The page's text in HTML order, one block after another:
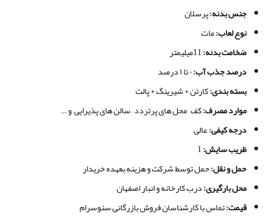
جنس بدنه:پرسلان
نوع لعاب:مات
ضخامت بدنه:
درصد جذب آب:
بسته بندی:کارتن + شیرینگ + پالت
موارد مصرف:کف – محل های پرتردد – سالن های پذیرایی و …
درجه کیفی:عالی
ظریب سایش:
حمل و نقل:حمل توسط شرکت و هزینه بعهده خریدار
محل بارگیری:درب کارخانه و انبار اصفهان
قیمت:تماس با کارشناسان فروش بازرگانی سئوسرام